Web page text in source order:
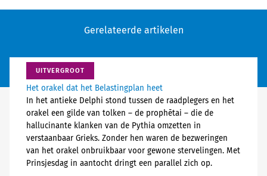
Gerelateerde artikelen
UITVERGROOT
Het orakel dat het Belastingplan heet
In het antieke Delphi stond tussen de raadplegers en het
orakel een gilde van tolken – de prophētai – die de
hallucinante klanken van de Pythia omzetten in
verstaanbaar Grieks. Zonder hen waren de bezweringen
van het orakel onbruikbaar voor gewone stervelingen. Met
Prinsjesdag in aantocht dringt een parallel zich op.